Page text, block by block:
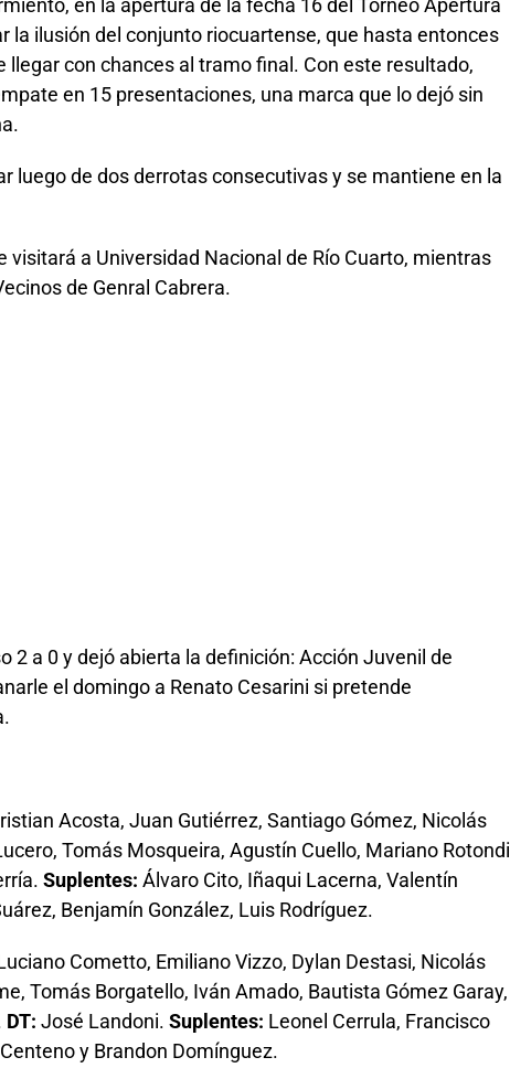
en la apertura de la fecha 16 del Torneo Apertura
la ilusión del conjunto riocuartense, que hasta entonces
con chances al tramo final. Con este resultado,
en 15 presentaciones, una marca que lo dejó sin
luego de dos derrotas consecutivas y se mantiene en la
visitará a Universidad Nacional de Río Cuarto, mientras
de Genral Cabrera.
2 a 0 y dejó abierta la definición: Acción Juvenil de
el domingo a Renato Cesarini si pretende
Acosta, Juan Gutiérrez, Santiago Gómez, Nicolás
Tomás Mosqueira, Agustín Cuello, Mariano Rotondi
Suplentes: Álvaro Cito, Iñaqui Lacerna, Valentín
Benjamín González, Luis Rodríguez.
Luciano Cometto, Emiliano Vizzo, Dylan Destasi, Nicolás
Tomás Borgatello, Iván Amado, Bautista Gómez Garay,
DT: José Landoni. Suplentes: Leonel Cerrula, Francisco
y Brandon Domínguez.